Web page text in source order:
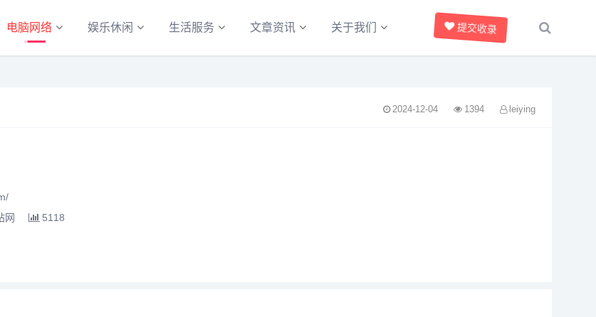
电脑网络 娱乐休闲 生活服务 文章资讯 关于我们 提交收录
2024-12-04 1394 leiying
网 5118